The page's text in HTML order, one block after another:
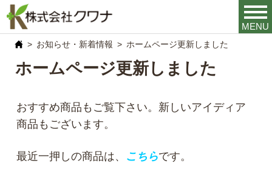
MENU
お知らせ・新着情報 ホームページ更新しました
ホームページ更新しました
おすすめ商品もご覧下さい。新しいアイディア
商品もございます。
最近一押しの商品は、 こちらです。